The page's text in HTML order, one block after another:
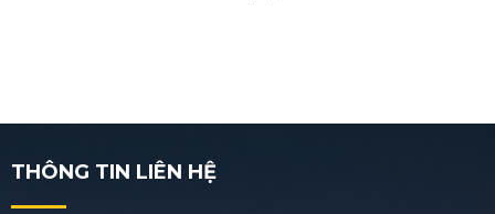
THÔNG TIN LIÊN HỆ